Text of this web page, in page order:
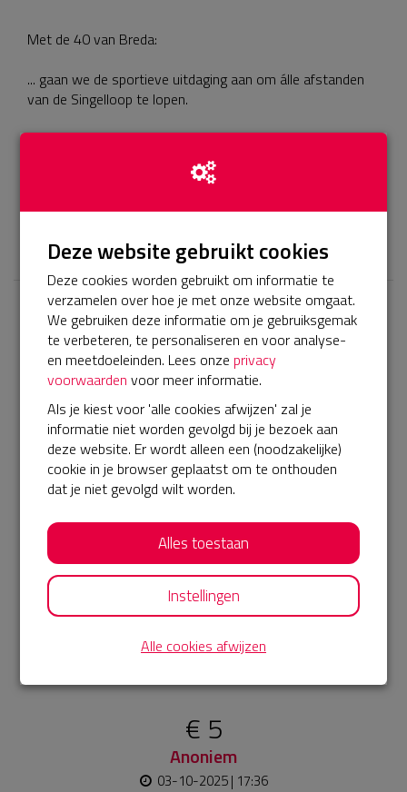
... gaan we de sportieve uitdaging aan om álle afstanden
... zetten we ons in voor een mooi, lokaal doel [ -
Laatste donaties
Bekijk alle
€ 15
Anoniem
06-10-2025 | 23:55
€ 35
Anoniem
04-10-2025 | 14:49
€ 10
03-10-2025 | 21:24
€ 5
Anoniem
03-10-2025 | 17:36
Deze website gebruikt cookies
Deze cookies worden gebruikt om informatie te
verzamelen over hoe je met onze website omgaat.
We gebruiken deze informatie om je gebruiksgemak
te verbeteren, te personaliseren en voor analyse-
en meetdoeleinden. Lees onze privacy
voorwaarden voor meer informatie.
Als je kiest voor 'alle cookies afwijzen' zal je
informatie niet worden gevolgd bij je bezoek aan
deze website. Er wordt alleen een (noodzakelijke)
cookie in je browser geplaatst om te onthouden
dat je niet gevolgd wilt worden.
Alles toestaan
Instellingen
Alle cookies afwijzen